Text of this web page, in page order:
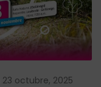
23 octubre, 2025